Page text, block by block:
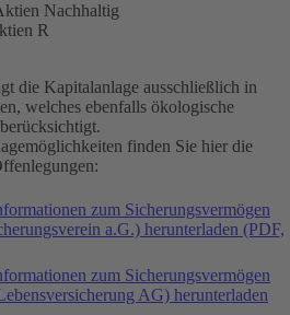
Nachhaltig
R
die Kapitalanlage ausschließlich in
welches ebenfalls ökologische
finden Sie hier die
zum Sicherungsvermögen
a.G.) herunterladen (PDF,
zum Sicherungsvermögen
AG) herunterladen